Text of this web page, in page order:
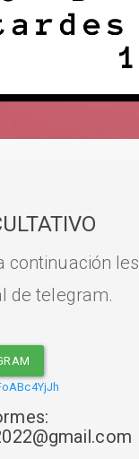
continuación les
de telegram.